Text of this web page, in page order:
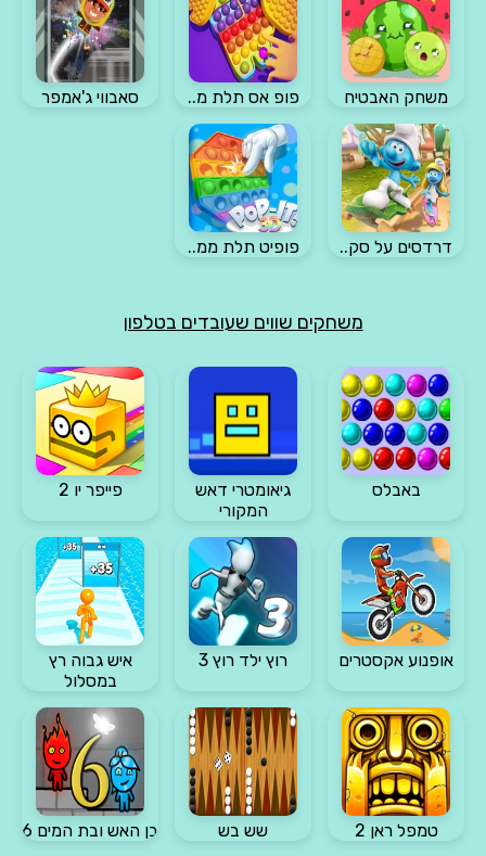
משחק האבטיח פופ אס תלת מ.. סאבווי ג'אמפר
דרדסים על סק.. פופיט תלת ממ..
משחקים שווים שעובדים בטלפון
באבלס
גיאומטרי דאש
המקורי
פייפר יו 2
אופנוע אקסטרים רוץ ילד רוץ 3
איש גבוה רץ
במסלול
טמפל ראן 2 שש בש בן האש ובת המים 6